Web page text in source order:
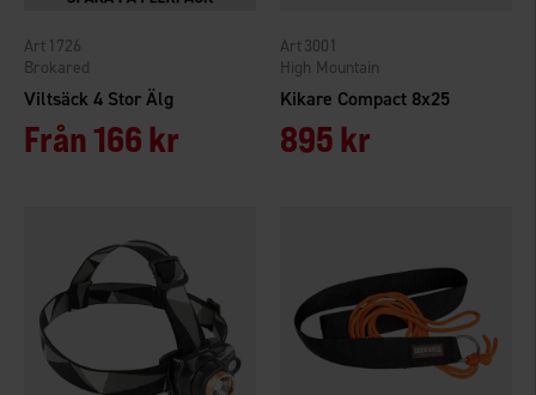
Viltsäck 4 Stor Älg
Brokared
1726
Från166 kr
Kikare Compact 8x25
High Mountain
3001
895 kr